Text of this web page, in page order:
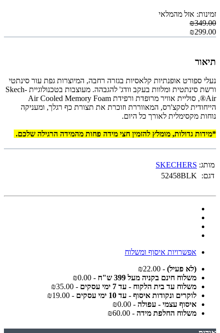
זמינות: אזל מהמלאי
₪349.00
₪299.00
תיאור
נעלי ספורט אופנתיות קלאסיות בגזרה רחבה, המיוצרות גפת עור סינתטי
ורשת סינתטית ומלוות בעקב וודג' להגבהה. מעוצבות בטכנולוגיית Skech-
Air®, סוליית אוויר מרופדת ורפידת Air Cooled Memory Foam
הייחודית לסקצ'רס, המאווררת וזוכרת את תצורת כף רגלך, ומעניקה
נוחות מקסימלית לאורך כל היום.
*מידות גדולות, מומלץ להזמין חצי מידה פחות מהמידה הרגילה שלכם.
מותג: SKECHERS
דגם:
52458BLK
אפשרויות איסוף ומשלוח
(לא פעיל) - ₪22.00
משלוח חינם בקניה מעל 399 ש"ח
- ₪0.00
משלוח עד בית הלקוח - עד 7 ימי עסקים
- ₪35.00
לוקרים ונקודות איסוף - עד 10 ימי עסקים
- ₪19.00
איסוף עצמי - עפולה - ₪0.00
משלוח החלפת מידה - ₪60.00